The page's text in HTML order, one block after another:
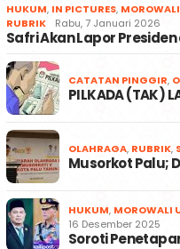
HUKUM, IN PICTURES, MOROWALI
RUBRIK
Rabu, 7 Januari 2026
Safri Akan Lapor
CATATAN PINGGIR,
PILKADA (TAK)
OLAHRAGA, RUBRIK,
Musorkot Palu;
HUKUM, MOROWALI
16 Desember 2025
Soroti